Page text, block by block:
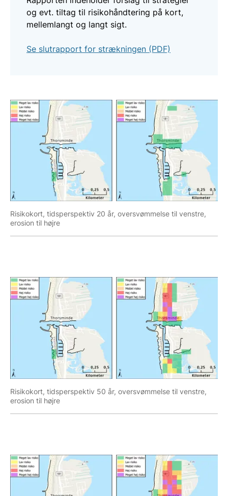
og evt. tiltag til risikohåndtering på kort,
mellemlangt og langt sigt.
Se slutrapport for strækningen (PDF)
Risikokort, tidsperspektiv 20 år, oversvømmelse til venstre,
erosion til højre
Risikokort, tidsperspektiv 50 år, oversvømmelse til venstre,
erosion til højre